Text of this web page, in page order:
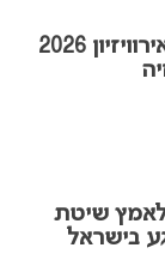
הדמות האהובה של אירוויזיון 2026
2027 עשוי לאמץ שיטת
בישראל